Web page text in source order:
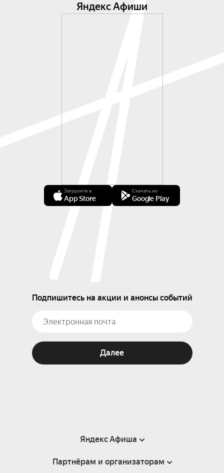
Яндекс Афиши
Загрузите в
App Store
Скачать из
Google Play
Подпишитесь на акции и анонсы событий
Далее
Яндекс Афиша
Справка
Партнёрам и организаторам